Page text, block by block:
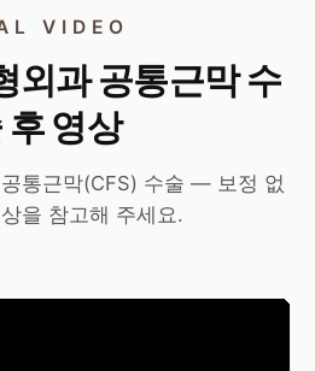
VIDEO
외과 공통근막 수
후 영상
통근막(CFS) 수술 — 보정 없
을 참고해 주세요.